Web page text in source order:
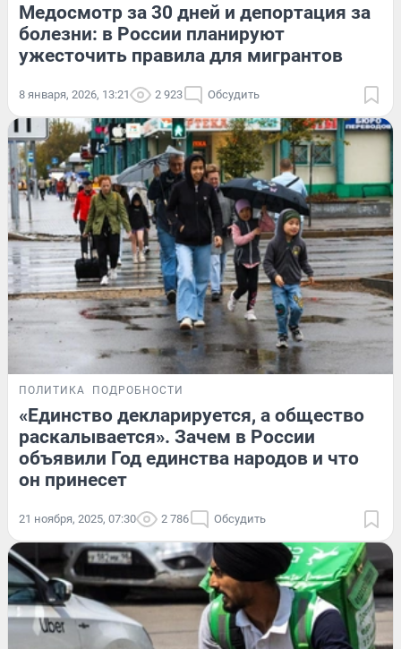
Медосмотр за 30 дней и депортация за
болезни: в России планируют
ужесточить правила для мигрантов
8 января, 2026, 13:21 2 923 Обсудить
ПОЛИТИКА ПОДРОБНОСТИ
«Единство декларируется, а общество
раскалывается». Зачем в России
объявили Год единства народов и что
он принесет
21 ноября, 2025, 07:30 2 786 Обсудить